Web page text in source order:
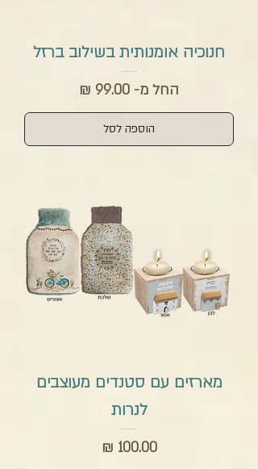
חנוכיה אומנותית בשילוב ברזל
החל מ-
מחיר מבצע
הוספה לסל
מארזים עם סטנדים מעוצבים
לנרות
מחיר‏100.00 ‏₪